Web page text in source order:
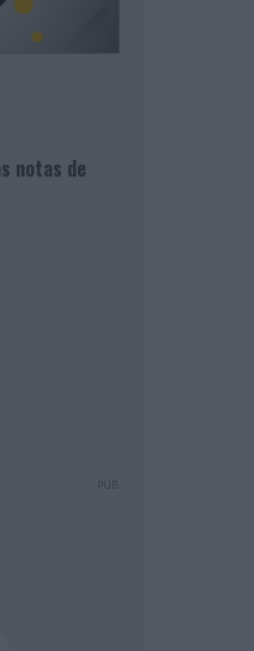
notas de
PUB